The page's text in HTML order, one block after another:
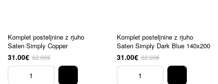
Komplet posteljnine z rjuho
Saten Simply Copper
31.00€ 62.00€
Komplet posteljnine z rjuho
Saten Simply Dark Blue 140x200
31.00€ 62.00€